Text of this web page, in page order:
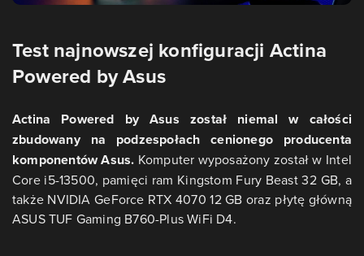
Test najnowszej konfiguracji Actina
Powered by Asus
Actina Powered by Asus został niemal w całości
zbudowany na podzespołach cenionego producenta
komponentów Asus. Komputer wyposażony został w Intel
Core i5-13500, pamięci ram Kingstom Fury Beast 32 GB, a
także NVIDIA GeForce RTX 4070 12 GB oraz płytę główną
ASUS TUF Gaming B760-Plus WiFi D4.